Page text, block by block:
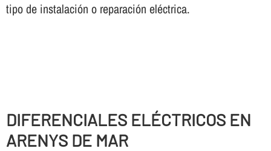
tipo de instalación o reparación eléctrica.
DIFERENCIALES ELÉCTRICOS EN
ARENYS DE MAR